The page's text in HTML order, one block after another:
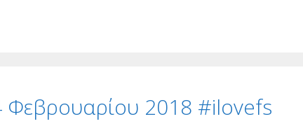
Φεβρουαρίου 2018 #ilovefs